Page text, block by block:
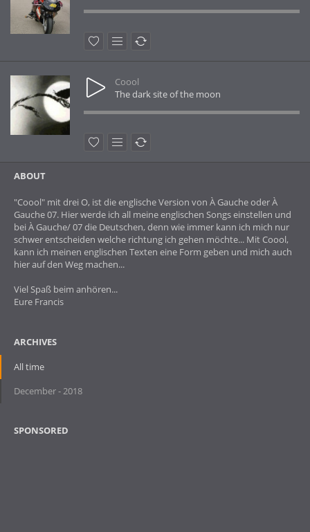
Coool
The dark site of the moon
ABOUT
"Coool" mit drei O, ist die englische Version von À Gauche oder À
Gauche 07. Hier werde ich all meine englischen Songs einstellen und
bei À Gauche/ 07 die Deutschen, denn wie immer kann ich mich nur
schwer entscheiden welche richtung ich gehen möchte... Mit Coool,
kann ich meinen englischen Texten eine Form geben und mich auch
hier auf den Weg machen...
Viel Spaß beim anhören...
Eure Francis
ARCHIVES
All time
December - 2018
SPONSORED